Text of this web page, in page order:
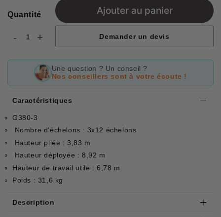
Quantité
- +
Ajouter au panier
Demander un devis
Une question ? Un conseil ?
Nos conseillers sont à votre écoute !
Caractéristiques
G380-3
Nombre d'échelons : 3x12 échelons
Hauteur pliée : 3,83 m
Hauteur déployée : 8,92 m
Hauteur de travail utile : 6,78 m
Poids : 31,6 kg
Description